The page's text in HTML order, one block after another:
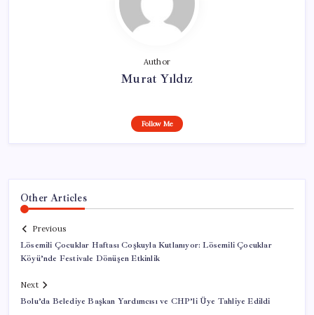
Author
Murat Yıldız
Follow Me
Other Articles
Previous
Lösemili Çocuklar Haftası Coşkuyla Kutlanıyor: Lösemili Çocuklar
Köyü’nde Festivale Dönüşen Etkinlik
Next
Bolu’da Belediye Başkan Yardımcısı ve CHP’li Üye Tahliye Edildi